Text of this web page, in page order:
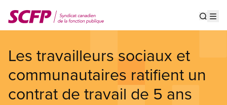
au
contenu
Les travailleurs sociaux et
communautaires ratifient un
contrat de travail de 5 ans